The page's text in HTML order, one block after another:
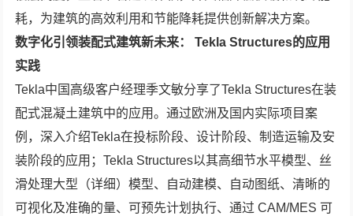
耗，为建筑的高效利用和节能降耗提供创新解决方案。
数字化引领装配式建筑新未来：
Tekla Structures的应用
实践
Tekla中国高级客户经理季文敏分享了Tekla Structures在装
配式混凝土建筑中的应用。通过欧洲及国内实际项目案
例，深入介绍Tekla在投标阶段、设计阶段、制造运输及安
装阶段的应用；Tekla Structures以其高细节水平模型、丝
滑处理大型（详细）模型、自动建模、自动图纸、清晰的
可视化及准确的量、可预先计划执行、通过 CAM/MES 可